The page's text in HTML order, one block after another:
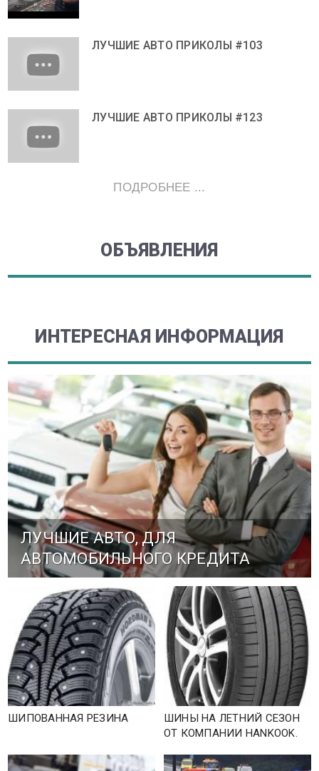
ЛУЧШИЕ АВТО ПРИКОЛЫ #103
ЛУЧШИЕ АВТО ПРИКОЛЫ #123
ПОДРОБНЕЕ ...
ОБЪЯВЛЕНИЯ
ИНТЕРЕСНАЯ ИНФОРМАЦИЯ
ЛУЧШИЕ АВТО, ДЛЯ
АВТОМОБИЛЬНОГО КРЕДИТА
ШИПОВАННАЯ РЕЗИНА
ШИНЫ НА ЛЕТНИЙ СЕЗОН
ОТ КОМПАНИИ HANKOOK.